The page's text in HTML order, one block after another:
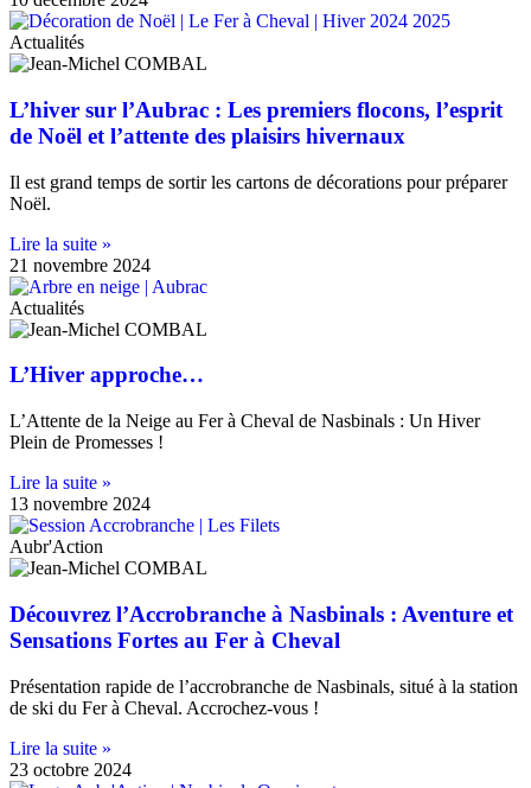
Actualités
L’hiver sur l’Aubrac : Les premiers flocons, l’esprit
de Noël et l’attente des plaisirs hivernaux
Il est grand temps de sortir les cartons de décorations pour préparer
Noël.
Lire la suite »
21 novembre 2024
Actualités
L’Hiver approche…
L’Attente de la Neige au Fer à Cheval de Nasbinals : Un Hiver
Plein de Promesses !
Lire la suite »
13 novembre 2024
Aubr'Action
Découvrez l’Accrobranche à Nasbinals : Aventure et
Sensations Fortes au Fer à Cheval
Présentation rapide de l’accrobranche de Nasbinals, situé à la station
de ski du Fer à Cheval. Accrochez-vous !
Lire la suite »
23 octobre 2024